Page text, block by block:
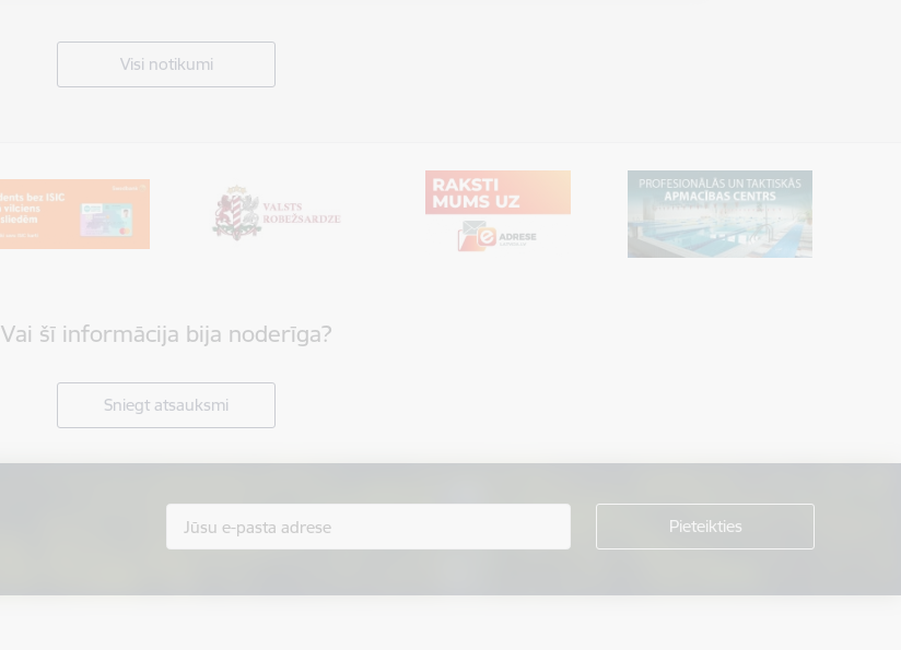
Visi notikumi
Vai šī informācija bija noderīga?
Sniegt atsauksmi